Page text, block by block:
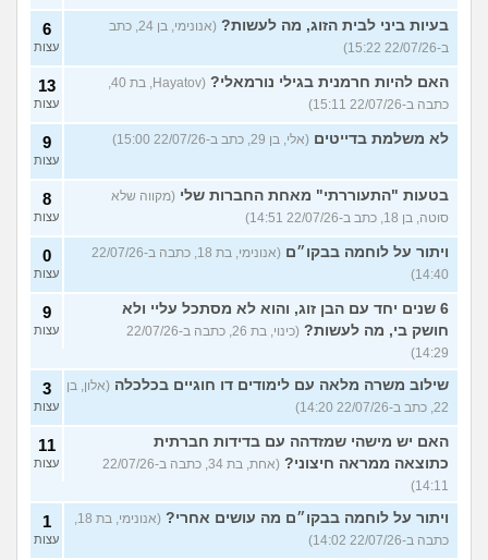
בעיות ביני לבית הזוג, מה לעשות?
(אנונימי, בן 24, כתב
ב-22/07/26 15:22)
6
עצות
האם להיות חרמנית בגילי נורמאלי?
(Hayatov, בת 40,
כתבה ב-22/07/26 15:11)
13
עצות
לא משלמת בדייטים (אלי, בן 29, כתב ב-22/07/26 15:00) 9
עצות
בטעות "התעוררתי" מאחת החברות שלי (מקווה שלא
סוטה, בן 18, כתב ב-22/07/26 14:51)
8
עצות
ויתור על לוחמה בבקו״ם
(אנונימי, בת 18, כתבה ב-22/07/26
14:40)
0
עצות
6 שנים יחד עם הבן זוג, והוא לא מסתכל עליי ולא
חושק בי, מה לעשות?
(כינוי, בת 26, כתבה ב-22/07/26
14:29)
9
עצות
שילוב משרה מלאה עם לימודים דו חוגיים בכלכלה (אלון, בן
22, כתב ב-22/07/26 14:20)
3
עצות
האם יש מישהי שמזדהה עם בדידות חברתית
כתוצאה ממראה חיצוני?
(אחת, בת 34, כתבה ב-22/07/26
14:11)
11
עצות
ויתור על לוחמה בבקו״ם מה עושים אחרי?
(אנונימי, בת 18,
כתבה ב-22/07/26 14:02)
1
עצות